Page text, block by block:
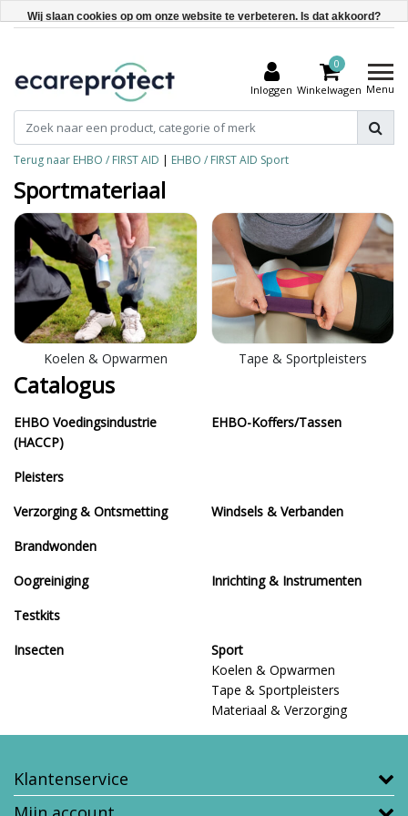
Inloggen
0
Winkelwagen Menu
Terug naar EHBO / FIRST AID | EHBO / FIRST AID Sport
Sportmateriaal
Koelen & Opwarmen Tape & Sportpleisters
Catalogus
EHBO Voedingsindustrie
(HACCP)
EHBO-Koffers/Tassen
Pleisters
Verzorging & Ontsmetting
Windsels & Verbanden
Brandwonden
Oogreiniging
Inrichting & Instrumenten
Testkits
Insecten
Sport
Koelen & Opwarmen
Tape & Sportpleisters
Materiaal & Verzorging
Klantenservice
Wij slaan cookies op om onze website te verbeteren. Is dat akkoord?